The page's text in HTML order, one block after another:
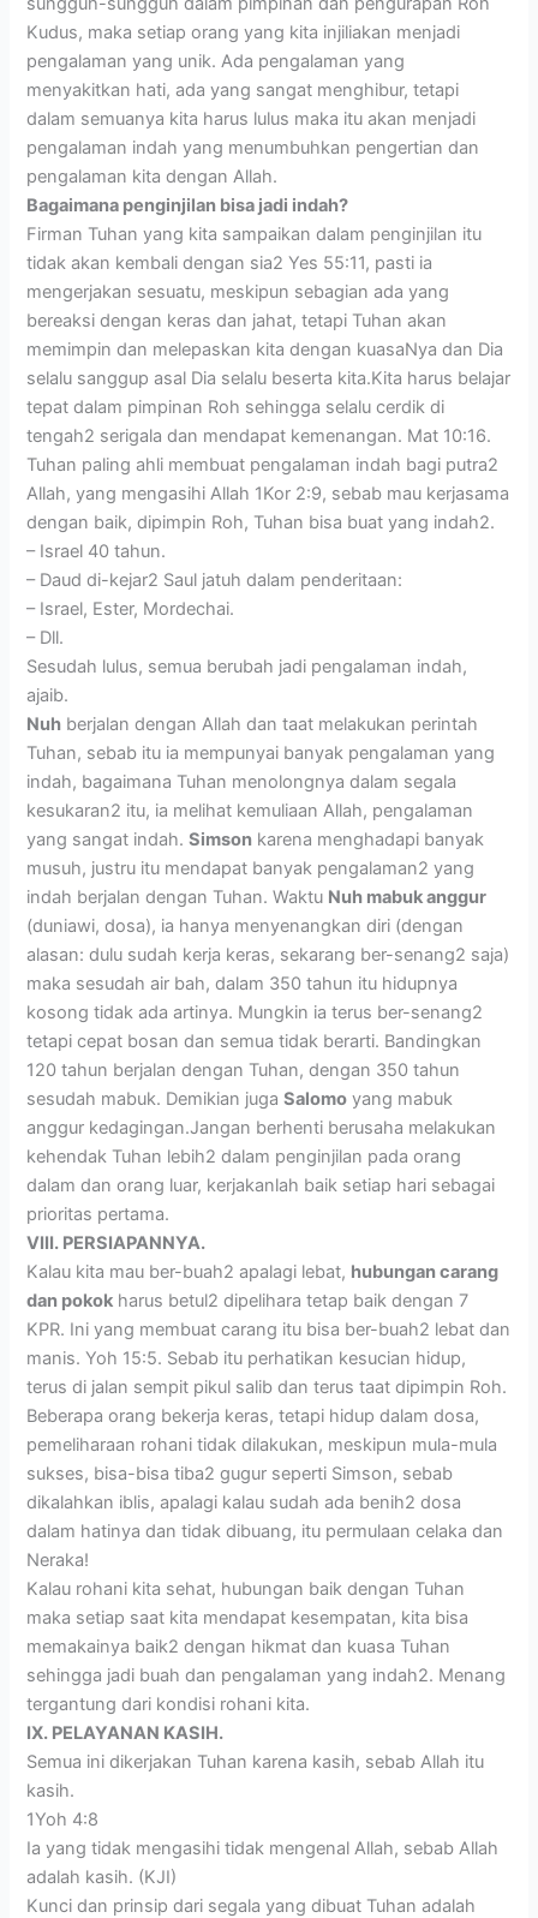
Kudus, maka setiap orang yang kita injiliakan menjadi
pengalaman yang unik. Ada pengalaman yang
menyakitkan hati, ada yang sangat menghibur, tetapi
dalam semuanya kita harus lulus maka itu akan menjadi
pengalaman indah yang menumbuhkan pengertian dan
pengalaman kita dengan Allah.
Bagaimana penginjilan bisa jadi indah?
Firman Tuhan yang kita sampaikan dalam penginjilan itu
tidak akan kembali dengan sia2 Yes 55:11, pasti ia
mengerjakan sesuatu, meskipun sebagian ada yang
bereaksi dengan keras dan jahat, tetapi Tuhan akan
memimpin dan melepaskan kita dengan kuasaNya dan Dia
selalu sanggup asal Dia selalu beserta kita.Kita harus belajar
tepat dalam pimpinan Roh sehingga selalu cerdik di
tengah2 serigala dan mendapat kemenangan. Mat 10:16.
Tuhan paling ahli membuat pengalaman indah bagi putra2
Allah, yang mengasihi Allah 1Kor 2:9, sebab mau kerjasama
dengan baik, dipimpin Roh, Tuhan bisa buat yang indah2.
– Israel 40 tahun.
– Daud di-kejar2 Saul jatuh dalam penderitaan:
– Israel, Ester, Mordechai.
– Dll.
Sesudah lulus, semua berubah jadi pengalaman indah,
ajaib.
Nuh berjalan dengan Allah dan taat melakukan perintah
Tuhan, sebab itu ia mempunyai banyak pengalaman yang
indah, bagaimana Tuhan menolongnya dalam segala
kesukaran2 itu, ia melihat kemuliaan Allah, pengalaman
yang sangat indah.Simson karena menghadapi banyak
musuh, justru itu mendapat banyak pengalaman2 yang
indah berjalan dengan Tuhan. Waktu Nuh mabuk anggur
(duniawi, dosa), ia hanya menyenangkan diri (dengan
alasan: dulu sudah kerja keras, sekarang ber-senang2 saja)
maka sesudah air bah, dalam 350 tahun itu hidupnya
kosong tidak ada artinya. Mungkin ia terus ber-senang2
tetapi cepat bosan dan semua tidak berarti. Bandingkan
120 tahun berjalan dengan Tuhan, dengan 350 tahun
sesudah mabuk. Demikian jugaSalomo yang mabuk
anggur kedagingan.Jangan berhenti berusaha melakukan
kehendak Tuhan lebih2 dalam penginjilan pada orang
dalam dan orang luar, kerjakanlah baik setiap hari sebagai
prioritas pertama.
VIII. PERSIAPANNYA.
Kalau kita mau ber-buah2 apalagi lebat, hubungan carang
dan pokok harus betul2 dipelihara tetap baik dengan 7
KPR. Ini yang membuat carang itu bisa ber-buah2 lebat dan
manis. Yoh 15:5. Sebab itu perhatikan kesucian hidup,
terus di jalan sempit pikul salib dan terus taat dipimpin Roh.
Beberapa orang bekerja keras, tetapi hidup dalam dosa,
pemeliharaan rohani tidak dilakukan, meskipun mula-mula
sukses, bisa-bisa tiba2 gugur seperti Simson, sebab
dikalahkan iblis, apalagi kalau sudah ada benih2 dosa
dalam hatinya dan tidak dibuang, itu permulaan celaka dan
Neraka!
Kalau rohani kita sehat, hubungan baik dengan Tuhan
maka setiap saat kita mendapat kesempatan, kita bisa
memakainya baik2 dengan hikmat dan kuasa Tuhan
sehingga jadi buah dan pengalaman yang indah2. Menang
tergantung dari kondisi rohani kita.
IX. PELAYANAN KASIH.
Semua ini dikerjakan Tuhan karena kasih, sebab Allah itu
kasih.
1Yoh 4:8
Ia yang tidak mengasihi tidak mengenal Allah, sebab Allah
adalah kasih. (KJI)
Kunci dan prinsip dari segala yang dibuat Tuhan adalah